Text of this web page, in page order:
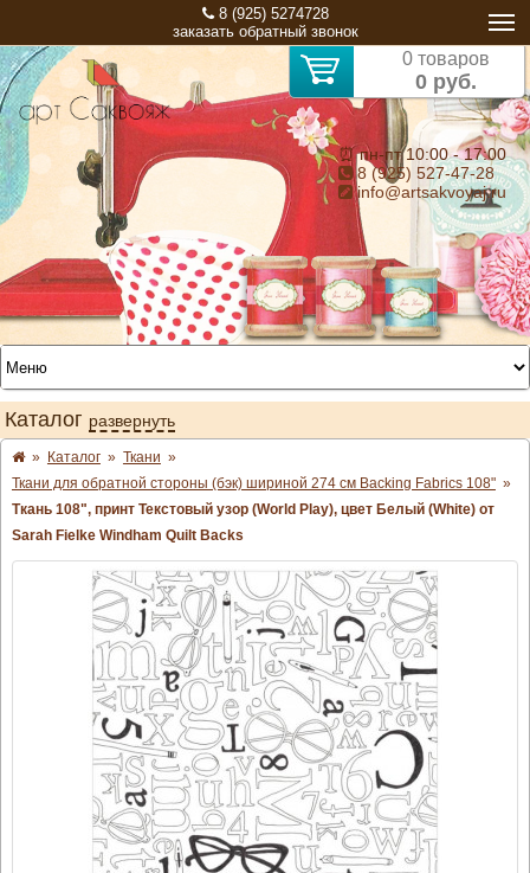
8 (925) 5274728
заказать обратный звонок
0 товаров
0 руб.
⏰ пн-пт 10:00 - 17:00
8 (925) 527-47-28
info@artsakvoyaj.ru
Каталог развернуть
» Каталог » Ткани »
Ткани для обратной стороны (бэк) шириной 274 см Backing Fabrics 108" »
Ткань 108", принт Текстовый узор (World Play), цвет Белый (White) от
Sarah Fielke Windham Quilt Backs